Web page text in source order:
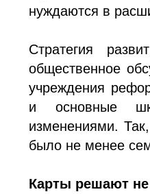
нуждаются в
Стратегия
общественное
учреждения
и основные
изменениями.
было не менее
Карты решают не